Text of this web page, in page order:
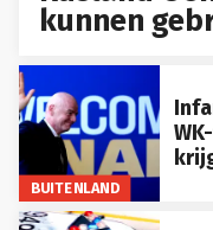
kunnen
BUITENLAND